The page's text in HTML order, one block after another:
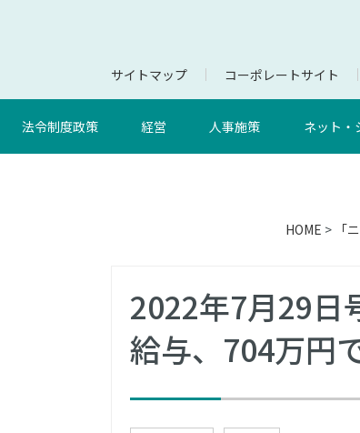
サイトマップ コーポレートサイト
法令制度政策 経営 人事施策 ネット・
HOME > 「
2022年7月29
給与、704万円